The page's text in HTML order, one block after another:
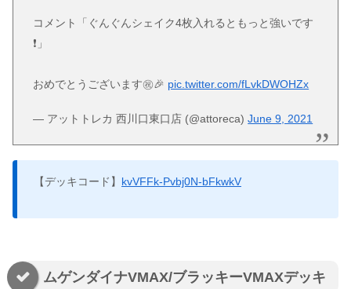
コメント「ぐんぐんシェイク4枚入れるともっと強いです
❗️」
おめでとうございます㊗️🎉 pic.twitter.com/fLvkDWOHZx
— アットトレカ 西川口東口店 (@attoreca)June 9, 2021
【デッキコード】 kvVFFk-Pvbj0N-bFkwkV
ムゲンダイナVMAX/ブラッキーVMAXデッキ